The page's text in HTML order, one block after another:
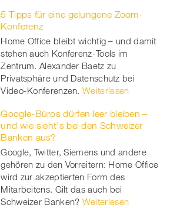
5 Tipps für eine gelungene Zoom-
Konferenz
Home Office bleibt wichtig – und damit
stehen auch Konferenz-Tools im
Zentrum. Alexander Baetz zu
Privatsphäre und Datenschutz bei
Video-Konferenzen. Weiterlesen
Google-Büros dürfen leer bleiben –
und wie sieht's bei den Schweizer
Banken aus?
Google, Twitter, Siemens und andere
gehören zu den Vorreitern: Home Office
wird zur akzeptierten Form des
Mitarbeitens. Gilt das auch bei
Schweizer Banken? Weiterlesen